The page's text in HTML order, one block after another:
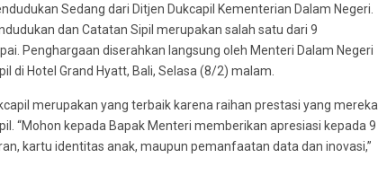
Sedang dari Ditjen Dukcapil Kementerian Dalam Negeri.
dan Catatan Sipil merupakan salah satu dari 9
Penghargaan diserahkan langsung oleh Menteri Dalam Negeri
di Hotel Grand Hyatt, Bali, Selasa (8/2) malam.
merupakan yang terbaik karena raihan prestasi yang mereka
“Mohon kepada Bapak Menteri memberikan apresiasi kepada 9
kartu identitas anak, maupun pemanfaatan data dan inovasi,”